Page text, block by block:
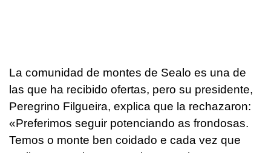
La comunidad de montes de Sealo es una de
las que ha recibido ofertas, pero su presidente,
Peregrino Filgueira, explica que la rechazaron:
«Preferimos seguir potenciando as frondosas.
Temos o monte ben coidado e cada vez que